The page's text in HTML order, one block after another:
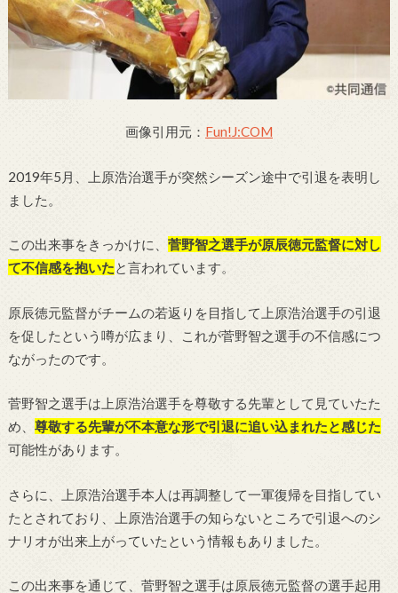
画像引用元： Fun!J:COM
2019年5月、上原浩治選手が突然シーズン途中で引退を表明し
ました。
この出来事をきっかけに、 菅野智之選手が原辰徳元監督に対し
て不信感を抱いたと言われています。
原辰徳元監督がチームの若返りを目指して上原浩治選手の引退
を促したという噂が広まり、これが菅野智之選手の不信感につ
ながったのです。
菅野智之選手は上原浩治選手を尊敬する先輩として見ていたた
め、 尊敬する先輩が不本意な形で引退に追い込まれたと感じた
可能性があります。
さらに、上原浩治選手本人は再調整して一軍復帰を目指してい
たとされており、上原浩治選手の知らないところで引退へのシ
ナリオが出来上がっていたという情報もありました。
この出来事を通じて、菅野智之選手は原辰徳元監督の選手起用